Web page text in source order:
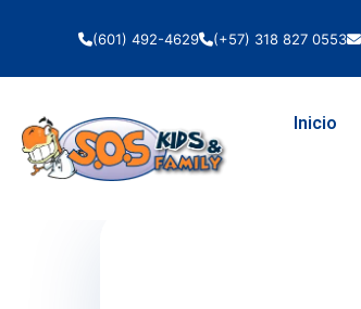
(601) 492-4629 (+57) 318 827 0553
Inicio